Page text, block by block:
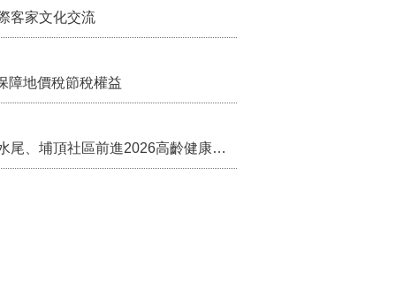
客家文化交流
障地價稅節稅權益
苗栗農村綠色照顧成果登上全國舞台！ 後龍水尾、埔頂社區前進2026高齡健康產業博覽會